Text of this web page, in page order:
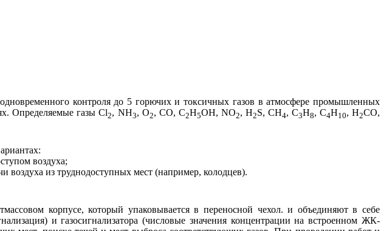
контроля до 5 горючих и токсичных газов в атмосфере промышленных
Определяемые газы Cl2, NH3, O2, CO, C2H5OH, NO2, H2S, CH4, C3H8, C4H10, H2CO,
воздуха;
воздуха из труднодоступных мест (например, колодцев).
кор­пусе, который упаковывается в переносной чехол. и объединяют в себе
и газосигнализатора (числовые значения концентрации на встроенном ЖК-